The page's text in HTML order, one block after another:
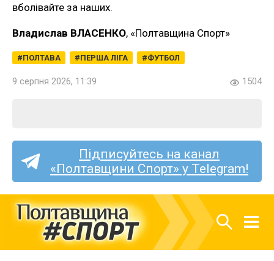
вболівайте за наших.
Владислав ВЛАСЕНКО, «Полтавщина Спорт»
ПОЛТАВА ПЕРША ЛІГА ФУТБОЛ
9 серпня 2026, 11:39 1504
Підписуйтесь на канал
«Полтавщини Спорт» у Telegram!